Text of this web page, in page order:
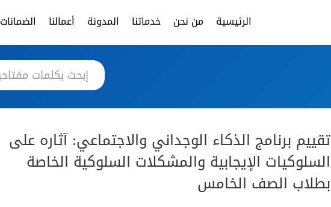
الرئيسية من نحن خدماتنا المدونة أعمالنا الضمانات
تقييم برنامج الذكاء الوجداني والاجتماعي: آثاره على
السلوكيات الإيجابية والمشكلات السلوكية الخاصة
بطلاب الصف الخامس